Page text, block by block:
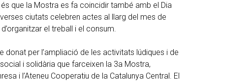
que la Mostra es fa coincidir també amb el Dia
ciutats celebren actes al llarg del mes de
el treball i el consum.
donat per l’ampliació de les activitats lúdiques i de
i solidària que farceixen la 3a Mostra,
i l’Ateneu Cooperatiu de la Catalunya Central. El